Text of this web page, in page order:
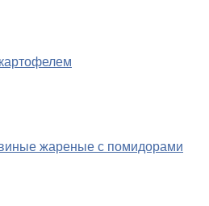
жареные с помидорами